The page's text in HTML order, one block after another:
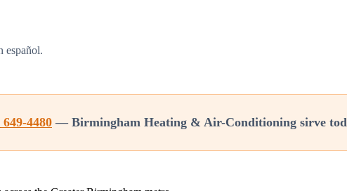
español.
649-4480 — Birmingham Heating & Air-Conditioning sirve